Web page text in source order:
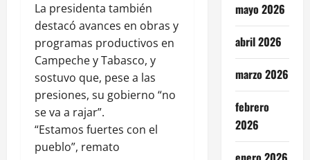
La presidenta también
destacó avances en obras y
programas productivos en
Campeche y Tabasco, y
sostuvo que, pese a las
presiones, su gobierno “no
se va a rajar”.
“Estamos fuertes con el
pueblo”, remato
mayo 2026
abril 2026
marzo 2026
febrero
2026